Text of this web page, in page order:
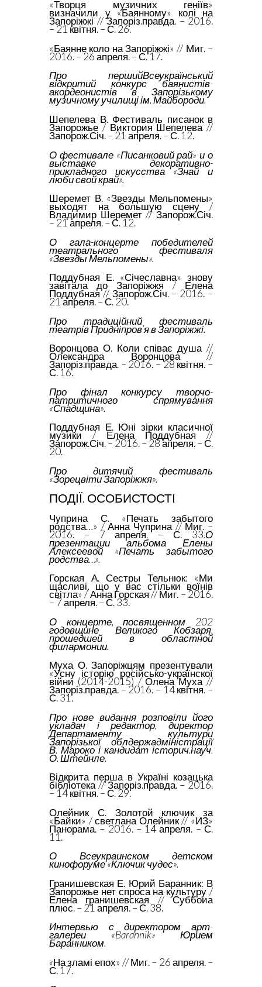
«Творця музичних геніїв»
визначили у «Баянному» колі на
Запоріжжі // Запоріз.правда. – 2016.
– 21 квітня. – С. 26.
«Баянне коло на Запоріжжі» // Миг. –
2016. – 26 апреля. – С. 17.
Про першийВсеукраїнський
відкритий конкурс баянистів-
акордеонистів в Запорізькому
музичному училищі ім. Майбороди.
Шепелева В. Фестиваль писанок в
Запорожье / Виктория Шепелева //
Запорож.Січ. – 21 апреля. – С. 12.
О фестивале «Писанковий рай» и о
выставке декоративно-
прикладного искусства «Знай и
люби свой край».
Шеремет В. «Звезды Мельпомены»
выходят на большую сцену /
Владимир Шеремет // Запорож.Січ.
– 21 апреля. – С. 12.
О гала-концерте победителей
театрального фестиваля
«Звезды Мельпомены».
Поддубная Е. «Січеславна» знову
завітала до Запоріжжя / Елена
Поддубная // Запорож.Січ. – 2016. –
21 апреля. – С. 20.
Про традиційний фестиваль
театрів Придніпров’я в Запоріжжі.
Воронцова О. Коли співає душа //
Олександра Воронцова //
Запоріз.правда. – 2016. – 28 квітня. –
С. 16.
Про фінал конкурсу творчо-
патритичного спрямування
«Спадщина».
Поддубная Е. Юні зірки класичної
музики / Елена Поддубная //
Запорож.Січ. – 2016. – 28 апреля. – С.
20.
Про дитячий фестиваль
«Зорецвіти Запоріжжя».
ПОДІЇ. ОСОБИСТОСТІ
Чуприна С. «Печать забытого
родства…» / Анна Чуприна // Миг. –
2016. – 7 апреля. – С. 33.О
презентации альбома Елены
Алексеевой «Печать забытого
родства…».
Горская А. Сестры Тельнюк: «Ми
щасливі, що у вас стільки воїнів
світла» / Анна Горская // Миг. – 2016.
– 7 апреля. – С. 33.
О концерте, посвященном 202
годовщине Великого Кобзаря,
прошедшей в областной
филармонии.
Муха О. Запоріжцям презентували
«Усну історію російсько-українскої
війни (2014-2015) / Олена Муха //
Запоріз.правда. – 2016. – 14 квітня. –
С. 31.
Про нове видання розповіли його
укладач і редактор, директор
Департаменту культури
Запорізької облдержадміністрації
В. Мароко і кандидат історич.науч.
О. Штейнле.
Відкрита перша в Україні козацька
бібліотека // Запоріз.правда. – 2016.
– 14 квітня. – С. 29.
Олейник С. Золотой ключик за
«Байки» / светлана Олейник // «ИЗ»
Панорама. – 2016. – 14 апреля. – С.
11.
О Всеукраинском детском
кинофоруме «Ключик чудес».
Гранишевская Е. Юрий Баранник: В
Запорожье нет спроса на культуру /
Елена гранишевская // Суббоиа
плюс. – 21 апреля. – С. 38.
Интервью с директором арт-
галереи «Barannik» Юрием
Баранником.
«На зламі епох» // Миг. – 26 апреля. –
С. 17.